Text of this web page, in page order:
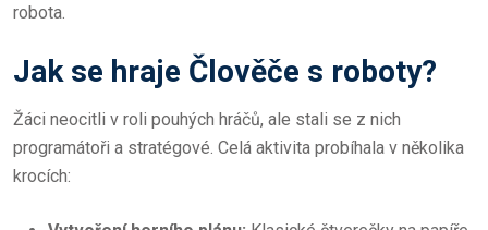
robota.
Jak se hraje Člověče s roboty?
Žáci neocitli v roli pouhých hráčů, ale stali se z nich
programátoři a stratégové. Celá aktivita probíhala v několika
krocích: